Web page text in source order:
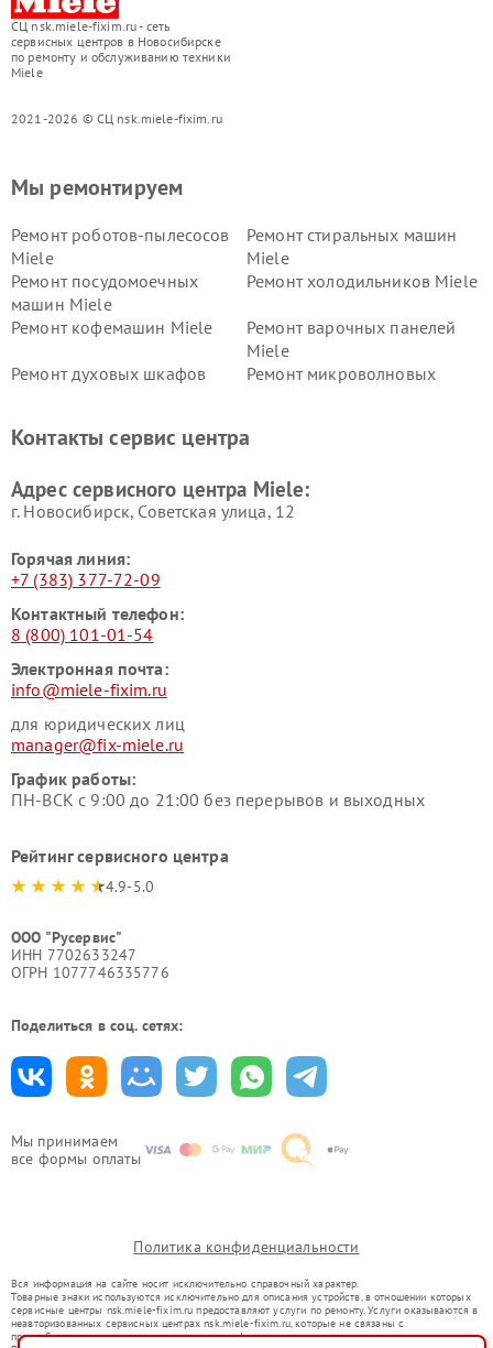
СЦ nsk.miele-fixim.ru - сеть
сервисных центров в Новосибирске
по ремонту и обслуживанию техники
Miele
2021-2026 © СЦ nsk.miele-fixim.ru
Мы принимаем
все формы оплаты
Мы ремонтируем
Ремонт роботов-пылесосов
Miele
Ремонт стиральных машин
Miele
Ремонт посудомоечных
машин Miele
Ремонт холодильников Miele
Ремонт кофемашин Miele
Ремонт варочных панелей
Miele
Ремонт духовых шкафов
Ремонт микроволновых
Miele
Miele
пылесосов Miele
Контакты сервис центра
Адрес сервисного центра Miele:
г. Новосибирск, Советская улица, 12
Горячая линия:
+7 (383) 377-72-09
Контактный телефон:
8 (800) 101-01-54
Электронная почта:
info@miele-fixim.ru
для юридических лиц
manager@fix-miele.ru
График работы:
ПН-ВСК с 9:00 до 21:00 без перерывов и выходных
Рейтинг сервисного центра
4.9-5.0
ООО "Русервис"
ИНН 7702633247
ОГРН 1077746335776
Поделиться в соц. сетях:
Политика конфиденциальности
Вся информация на сайте носит исключительно справочный характер.
Товарные знаки используются исключительно для описания устройств, в отношении которых
сервисные центры nsk.miele-fixim.ru предоставляют услуги по ремонту. Услуги оказываются в
неавторизованных сервисных центрах nsk.miele-fixim.ru, которые не связаны с
правообладателями товарных знаков или их официальными представителями.